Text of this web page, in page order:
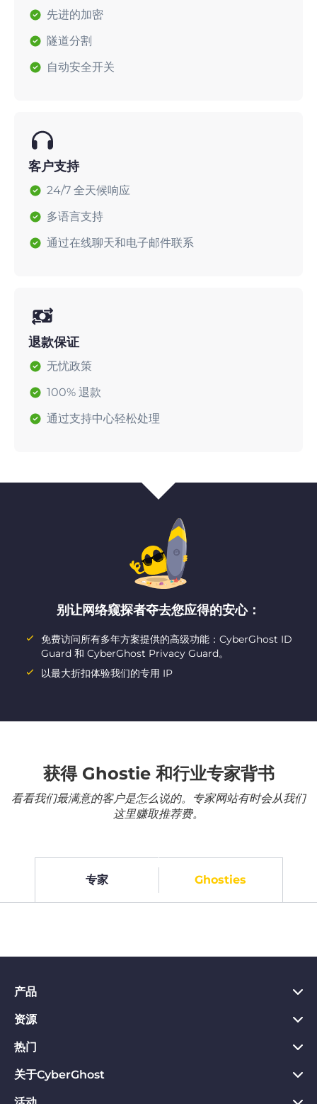
先进的加密
隧道分割
自动安全开关
客户支持
24/7 全天候响应
多语言支持
通过在线聊天和电子邮件联系
退款保证
无忧政策
100% 退款
通过支持中心轻松处理
别让网络窥探者夺去您应得的安心：
免费访问所有多年方案提供的高级功能：CyberGhost ID
Guard 和 CyberGhost Privacy Guard。
以最大折扣体验我们的专用 IP
获得 Ghostie 和行业专家背书
看看我们最满意的客户是怎么说的。专家网站有时会从我们
这里赚取推荐费。
专家 Ghosties
产品
PC VPN应用
Chrome VPN应用
Mac VPN应用
Android VPN应用
资源
VPN是什么
Privacy Hub
隐私保护工具
热门
CyberGhost VPN评价
VPN免费试用
关于CyberGhost